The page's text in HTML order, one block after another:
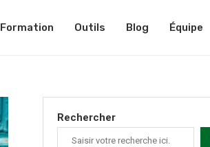
Formation Outils Blog Équipe
Rechercher